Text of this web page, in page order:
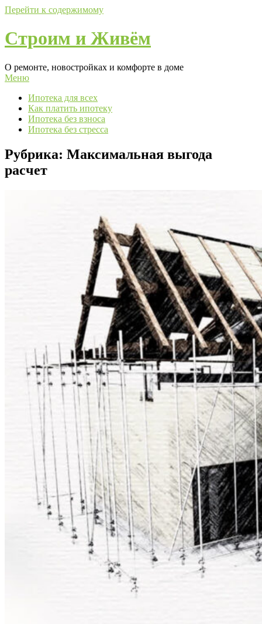
Перейти к содержимому
Строим и Живём
О ремонте, новостройках и комфорте в доме
Меню
Ипотека для всех
Как платить ипотеку
Ипотека без взноса
Ипотека без стресса
Рубрика: Максимальная выгода
расчет